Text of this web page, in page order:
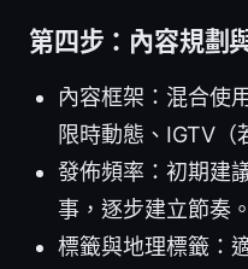
第四步：內容規劃
內容框架：混合使
限時動態、IGTV（
發佈頻率：初期建
事，逐步建立節奏。
標籤與地理標籤：